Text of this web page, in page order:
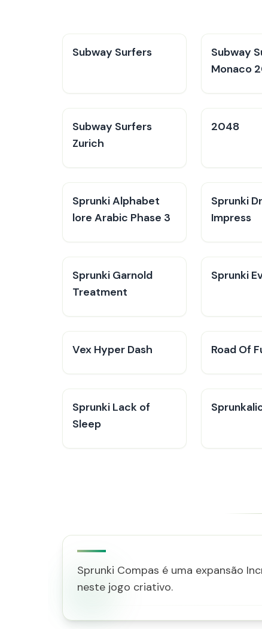
Subway Surfers
Subway
Monaco
Subway Surfers
Zurich
2048
Sprunki Alphabet
lore Arabic Phase 3
Sprunki
Impress
Sprunki Garnold
Treatment
Sprunki
Vex Hyper Dash Road Of
Sprunki Lack of
Sleep
Sprunki Compas é uma expansão
neste jogo criativo.